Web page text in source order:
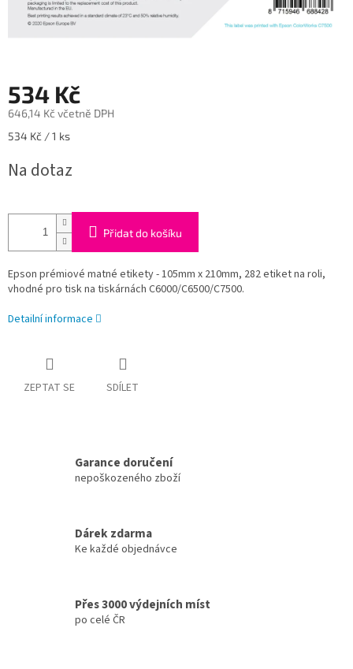
534 Kč
646,14 Kč včetně DPH
Měrná
534 Kč / 1 ks
Na dotaz
Přidat do košíku
Epson prémiové matné etikety - 105mm x 210mm, 282 etiket na roli,
vhodné pro tisk na tiskárnách C6000/C6500/C7500.
Detailní informace
ZEPTAT SE SDÍLET
Garance doručení
nepoškozeného zboží
Dárek zdarma
Ke každé objednávce
Přes 3000 výdejních míst
po celé ČR